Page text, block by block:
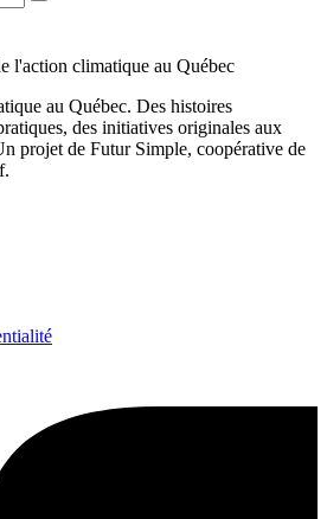
au Québec. Des histoires
des initiatives originales aux
projet de Futur Simple, coopérative de